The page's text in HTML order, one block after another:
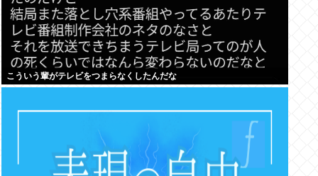
こういう輩がテレビをつまらなくしたんだな